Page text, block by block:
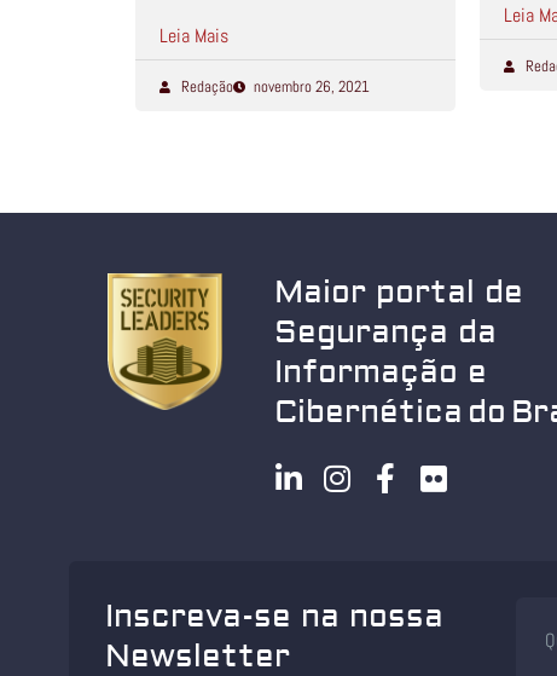
Leia Mais
Redação novembro 26, 2021
Leia
Maior portal de
Segurança da
Informação e
Cibernética do
Inscreva-se na nossa
Newsletter